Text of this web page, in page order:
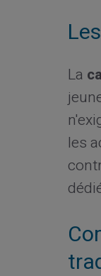
La
les